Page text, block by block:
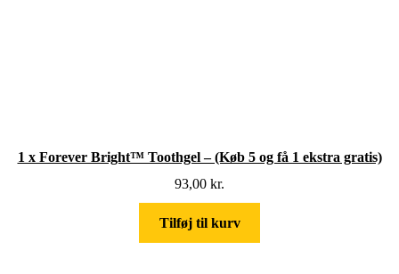
1 x Forever Bright™ Toothgel – (Køb 5 og få 1 ekstra gratis)
93,00 kr.
Tilføj til kurv